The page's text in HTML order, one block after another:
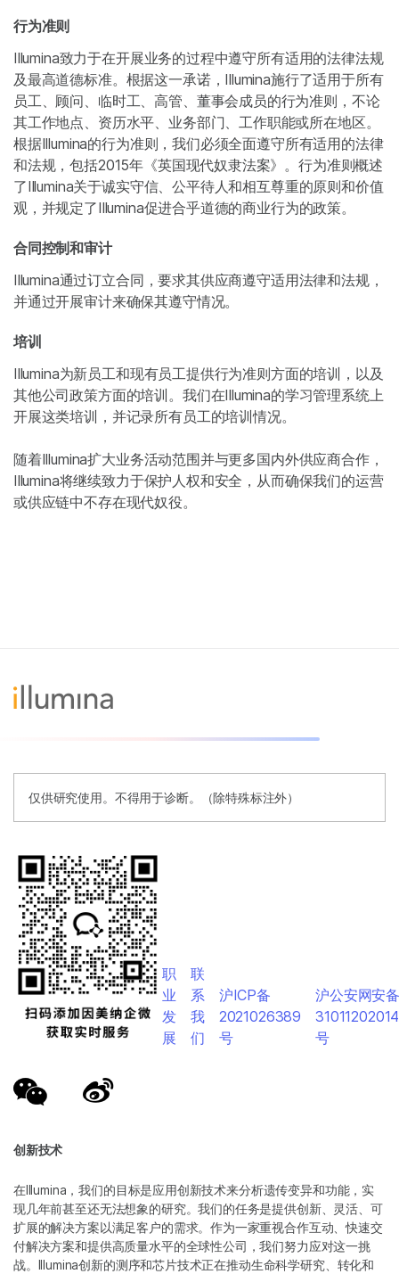
行为准则
Illumina致力于在开展业务的过程中遵守所有适用的法律法规
及最高道德标准。根据这一承诺，Illumina施行了适用于所有
员工、顾问、临时工、高管、董事会成员的行为准则，不论
其工作地点、资历水平、业务部门、工作职能或所在地区。
根据Illumina的行为准则，我们必须全面遵守所有适用的法律
和法规，包括2015年《英国现代奴隶法案》。行为准则概述
了Illumina关于诚实守信、公平待人和相互尊重的原则和价值
观，并规定了Illumina促进合乎道德的商业行为的政策。
合同控制和审计
Illumina通过订立合同，要求其供应商遵守适用法律和法规，
并通过开展审计来确保其遵守情况。
培训
Illumina为新员工和现有员工提供行为准则方面的培训，以及
其他公司政策方面的培训。我们在Illumina的学习管理系统上
开展这类培训，并记录所有员工的培训情况。
随着Illumina扩大业务活动范围并与更多国内外供应商合作，
Illumina将继续致力于保护人权和安全，从而确保我们的运营
或供应链中不存在现代奴役。
仅供研究使用。不得用于诊断。（除特殊标注外）
创新技术
在Illumina，我们的目标是应用创新技术来分析遗传变异和功能，实
现几年前甚至还无法想象的研究。我们的任务是提供创新、灵活、可
扩展的解决方案以满足客户的需求。作为一家重视合作互动、快速交
付解决方案和提供高质量水平的全球性公司，我们努力应对这一挑
战。Illumina创新的测序和芯片技术正在推动生命科学研究、转化和
职
业
发
展
联
系
我
们
沪ICP备
2021026389
号
沪公安网安
号